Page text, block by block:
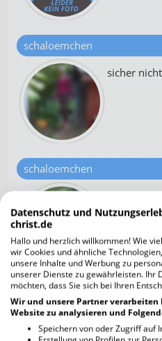
schaloemchen
sicher
schaloemchen
deaths
Watch and
https://
tus/
Dr. Charles Hoffe ~"92%
waren bei den
Datenschutz und
christ.de
Hallo und herzlich willkommen! Wie
wir Cookies und ähnliche
unsere Inhalte und Werbung zu
unserer Dienste zu gewährleisten. Ihr
möchten, dass Sie sich bei Ihren
Wir und unsere Partner
Website zu analysieren und
Speichern von oder Zugriff auf